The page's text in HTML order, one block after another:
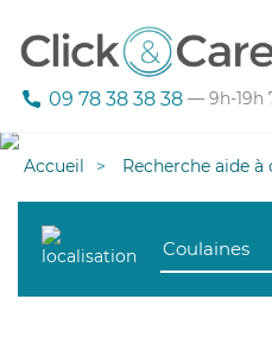
09 78 38 38 38 — 9h-19h
Accueil Recherche aide